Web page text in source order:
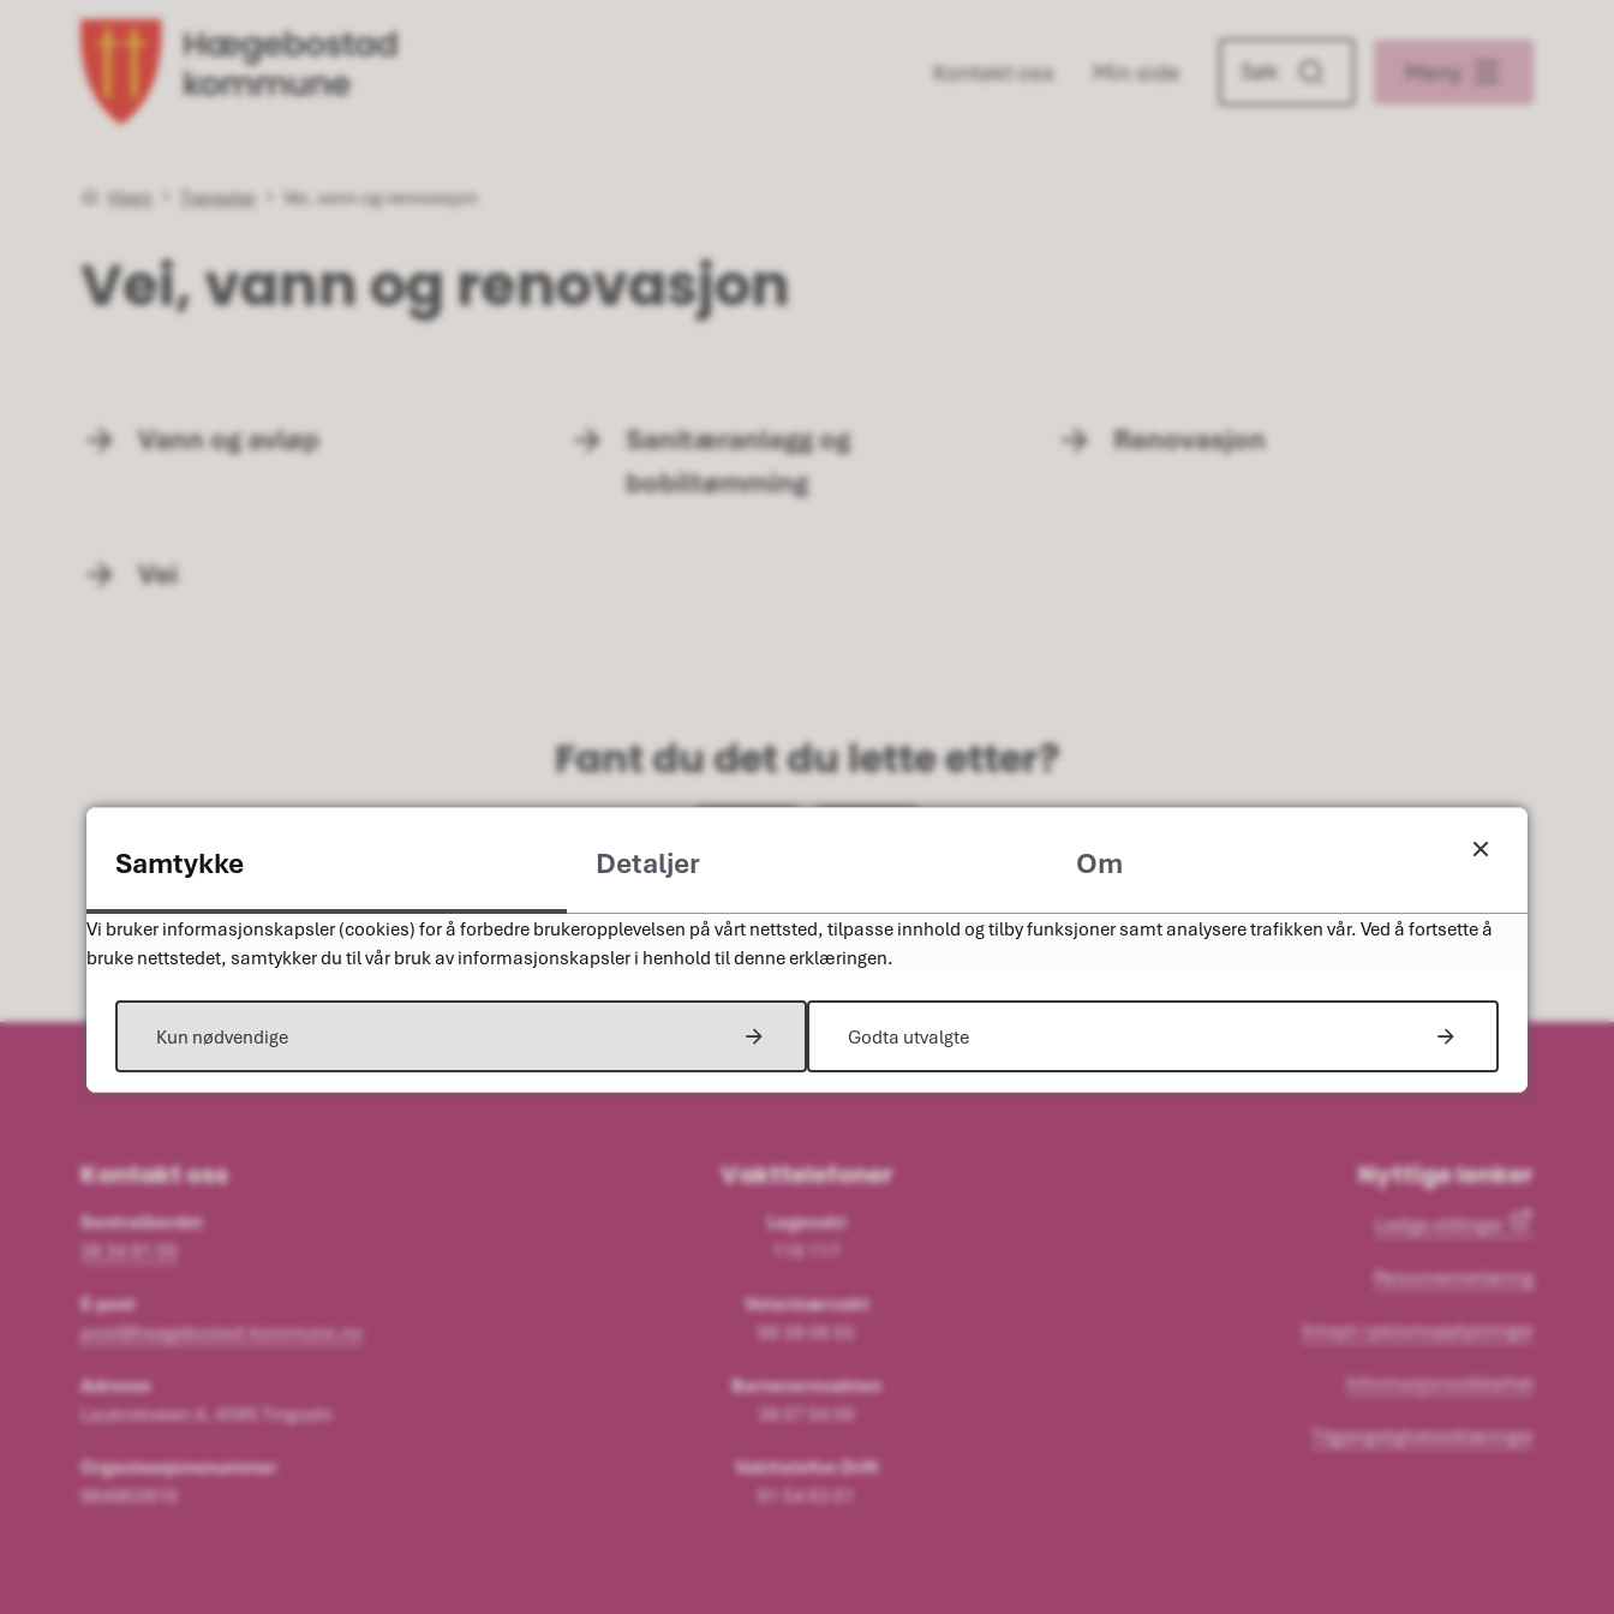
Kontakt oss Min side Meny
Du er her:
Hjem Tjenester Vei, vann og renovasjon
Vei, vann og renovasjon
Vann og avløp
Sanitæranlegg og
bobiltømming
Renovasjon
Vei
Fant du det du lette etter?
Kontakt oss
Sentralbordet
38 34 91 00
E-post
post@haegebostad.kommune.no
Adresse
Laukrokveien 4, 4595 Tingvatn
Organisasjonsnummer
964963916
Vakttelefoner
Legevakt
116 117
Veterinærvakt
99 39 08 55
Barnevernvakten
38 07 54 00
Vakttelefon Drift
91 54 63 01
Nyttige lenker
Ledige stillinger
Personvernerlæring
Innsyn i personopplysninger
Informasjonssikkerhet
Tilgjengelighetserklæringer
Samtykke Detaljer Om
Vi bruker informasjonskapsler (cookies) for å forbedre brukeropplevelsen på vårt nettsted, tilpasse innhold og tilby funksjoner samt analysere trafikken vår. Ved å fortsette å
bruke nettstedet, samtykker du til vår bruk av informasjonskapsler i henhold til denne erklæringen.
Kun nødvendige Godta utvalgte